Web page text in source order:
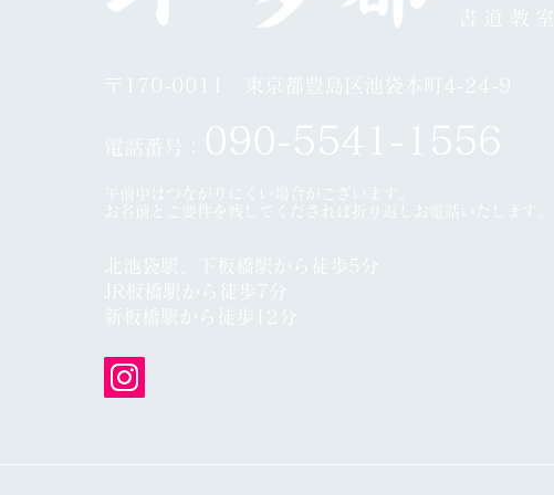
書道教室
〒170-0011 東京都豊島区池袋本町4-24-9
電話番号： 090-5541-1556
午前中はつながりにくい場合がございます。
​お名前とご要件を残してくだされば折り返しお電話いたします。
北池袋駅、下板橋駅から徒歩5分
JR板橋駅から徒歩7分
​
新板橋駅から徒歩12分